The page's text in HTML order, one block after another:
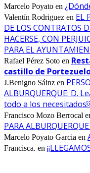
Marcelo Poyato en
Valentín Rodriguez en EL
DE LOS CONTRATOS
HACERSE, CON
PARA EL
Rafael Pérez Soto en
castillo de
J.Benigno Sáinz en
ALBURQUERQUE: D.
todo a los
Francisco Mozo Berrocal
PARA
Marcelo Poyato Garcia en
Francisca. en